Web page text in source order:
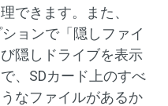
できます。また、
ョンで「隠しファイ
隠しドライブを表示
、SDカード上のすべ
なファイルがあるか